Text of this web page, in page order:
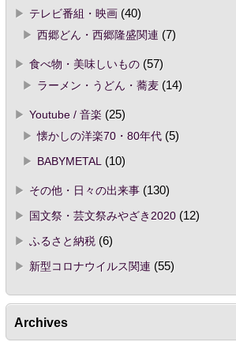
テレビ番組・映画(40)
西郷どん・西郷隆盛関連 (7)
食べ物・美味しいもの(57)
ラーメン・うどん・蕎麦(14)
Youtube / 音楽 (25)
懐かしの洋楽70・80年代(5)
BABYMETAL
(10)
その他・日々の出来事(130)
国文祭・芸文祭みやざき2020(12)
ふるさと納税(6)
新型コロナウイルス関連 (55)
Archives